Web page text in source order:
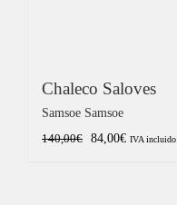
Chaleco Saloves
Samsoe Samsoe
140,00€ El
84,00€ElIVA incluido